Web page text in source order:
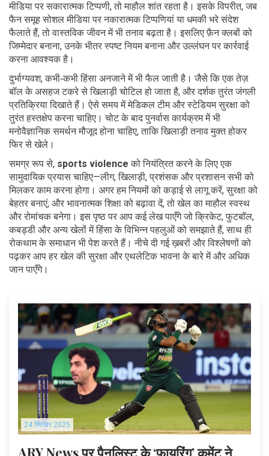
मीडिया पर सकारात्मक टिप्पणी, तो माहौल शांत रहता है। इसके विपरीत, जब
फैन समूह सोशल मीडिया पर नकारात्मक टिप्पणियां या धमकी भरे संदेश
फैलाते हैं, तो वास्तविक जीवन में भी तनाव बढ़ता है। इसलिए फ़ैन क्लबों को
जिम्मेदार बनाना, उनके भीतर स्पष्ट नियम बनाना और उल्लंघन पर कार्रवाई
करना आवश्यक है।
दुर्भाग्यवश, कभी‑कभी हिंसा अनजाने में भी फैल जाती है। जैसे कि एक तेज़
बॉल के असहज टकरे से खिलाड़ी चोटिल हो जाता है, और दर्शक तुरंत जंगली
प्रतिक्रिया दिखाते हैं। ऐसे समय में मेडिकल टीम और स्टेडियम सुरक्षा को
तुरंत हस्तक्षेप करना चाहिए। चोट के बाद पुनर्वास कार्यक्रम में भी
मनोवैज्ञानिक समर्थन मौजूद होना चाहिए, ताकि खिलाड़ी तनाव मुक्त होकर
फिर से खेले।
समग्र रूप से, sports violence को नियंत्रित करने के लिए एक
सामुदायिक प्रयास चाहिए—लीग, खिलाड़ी, प्रशंसक और प्रशासन सभी को
मिलकर काम करना होगा। अगर हम नियमों को कड़ाई से लागू करें, सुरक्षा को
बेहतर बनाएं, और भावनात्मक शिक्षा को बढ़ावा दें, तो खेल का माहौल स्वस्थ
और रोमांचक बनेगा। इस पृष्ठ पर आप कई लेख पाएँगे जो क्रिकेट, फुटबॉल,
कबड्डी और अन्य खेलों में हिंसा के विभिन्न पहलुओं को समझाते हैं, साथ ही
रोकथाम के समाधान भी पेश करते हैं। नीचे दी गई ख़बरों और विश्लेषणों को
पढ़कर आप हर खेल की सुरक्षा और एथलेटिक भावना के बारे में और अधिक
जान पाएँगे।
24 सितंबर 2025